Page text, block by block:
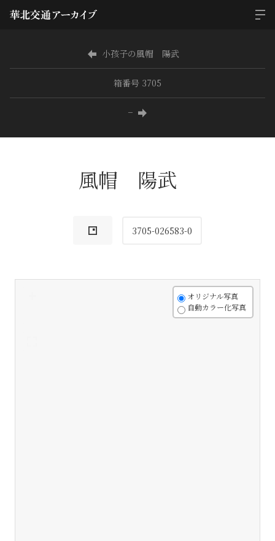
小孩子の風帽 陽武
箱番号 3705
−
風帽 陽武
3705-026583-0
オリジナル写真
自動カラー化写真